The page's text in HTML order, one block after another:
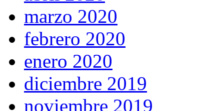
marzo 2020
febrero 2020
enero 2020
diciembre 2019
noviembre 2019